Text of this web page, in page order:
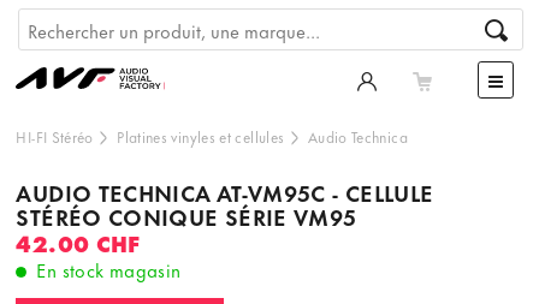
HI-FI Stéréo Platines vinyles et cellules Audio Technica
AUDIO TECHNICA AT-VM95C - CELLULE
STÉRÉO CONIQUE SÉRIE VM95
42.00 CHF
En stock magasin